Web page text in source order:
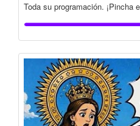
Toda su programación. ¡Pincha